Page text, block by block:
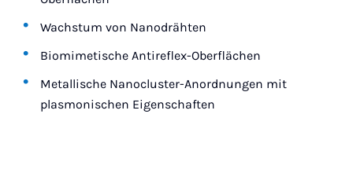
Wachstum von Nanodrähten
Biomimetische Antireflex-Oberflächen
Metallische Nanocluster-Anordnungen mit
plasmonischen Eigenschaften